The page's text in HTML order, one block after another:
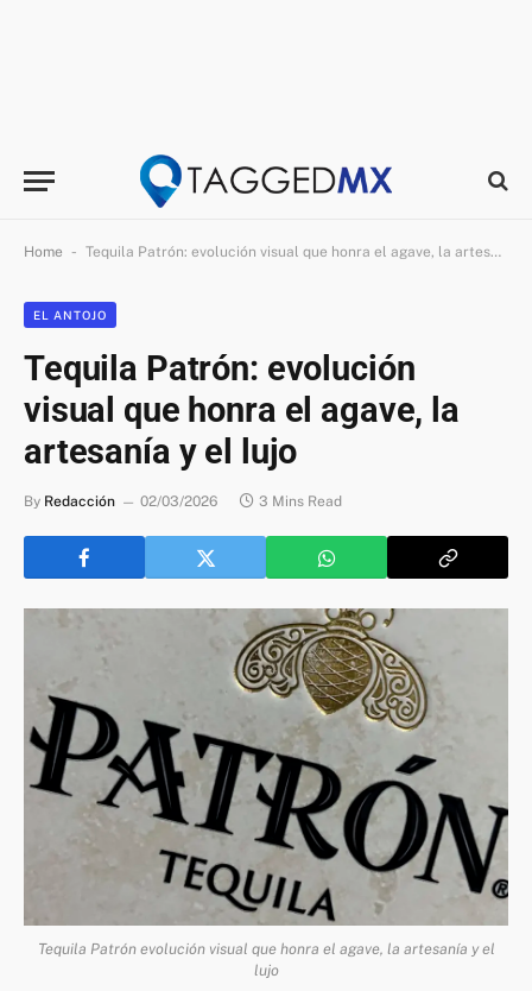
Home - Tequila Patrón: evolución visual que honra el agave, la artesanía y el lujo
EL ANTOJO
Tequila Patrón: evolución
visual que honra el agave, la
artesanía y el lujo
By Redacción 02/03/2026 3 Mins Read
Tequila Patrón evolución visual que honra el agave, la artesanía y el
lujo